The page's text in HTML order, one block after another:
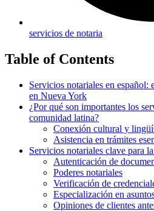
servicios de notaria
Table of Contents
Servicios notariales en español:
en Nueva York
¿Por qué son importantes los
comunidad latina?
Conexión cultural y
Asistencia en trámites
Servicios notariales clave para
Autenticación de
Poderes notariales
Verificación de
Especialización en
Opiniones de clientes